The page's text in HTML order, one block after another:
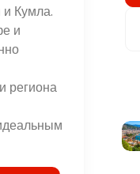
Кумла.
и
региона